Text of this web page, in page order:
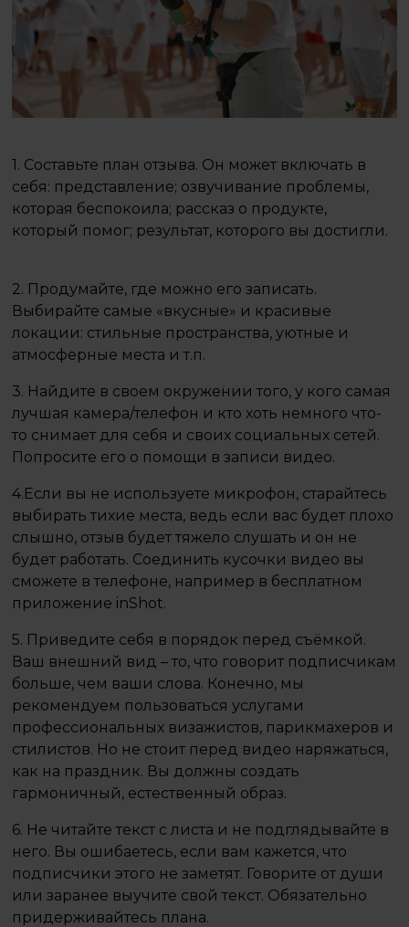
1. Составьте план отзыва. Он может включать в
себя: представление; озвучивание проблемы,
которая беспокоила; рассказ о продукте,
который помог; результат, которого вы достигли.
2. Продумайте, где можно его записать.
Выбирайте самые «вкусные» и красивые
локации: стильные пространства, уютные и
атмосферные места и т.п. ⠀
3. Найдите в своем окружении того, у кого самая
лучшая камера/телефон и кто хоть немного что-
то снимает для себя и своих социальных сетей.
Попросите его о помощи в записи видео. ⠀
4.Если вы не используете микрофон, старайтесь
выбирать тихие места, ведь если вас будет плохо
слышно, отзыв будет тяжело слушать и он не
будет работать. Соединить кусочки видео вы
сможете в телефоне, например в бесплатном
приложение inShot. ⠀
5. Приведите себя в порядок перед съёмкой.
Ваш внешний вид – то, что говорит подписчикам
больше, чем ваши слова. Конечно, мы
рекомендуем пользоваться услугами
профессиональных визажистов, парикмахеров и
стилистов. Но не стоит перед видео наряжаться,
как на праздник. Вы должны создать
гармоничный, естественный образ. ⠀
6. Не читайте текст с листа и не подглядывайте в
него. Вы ошибаетесь, если вам кажется, что
подписчики этого не заметят. Говорите от души
или заранее выучите свой текст. Обязательно
придерживайтесь плана. ⠀